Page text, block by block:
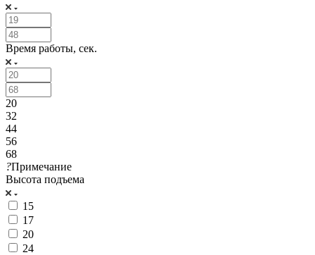
Время работы, сек.
20
32
44
56
68
?Примечание
Высота подъема
15
17
20
24